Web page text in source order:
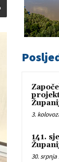
3.
141.
30. srpnja